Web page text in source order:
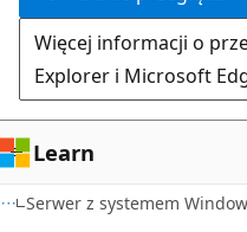
Więcej informacji o
Explorer i Microsoft
Learn
Serwer z systemem